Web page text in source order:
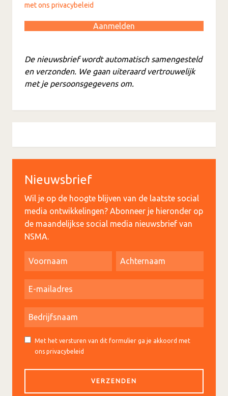
met ons privacybeleid
De nieuwsbrief wordt automatisch samengesteld
en verzonden. We gaan uiteraard vertrouwelijk
met je persoonsgegevens om.
Nieuwsbrief
Wil je op de hoogte blijven van de laatste social
media ontwikkelingen? Abonneer je hieronder op
de maandelijkse social media nieuwsbrief van
NSMA.
Met het versturen van dit formulier ga je akkoord met
ons privacybeleid